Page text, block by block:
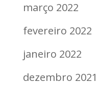
março 2022
fevereiro 2022
janeiro 2022
dezembro 2021